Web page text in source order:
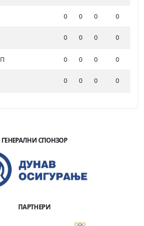
0 0 0 0
0 0 0 0
0 0 0 0
0 0 0 0
ГЕНЕРАЛНИ СПОНЗОР
ПАРТНЕРИ